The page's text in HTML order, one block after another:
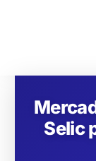
Selic